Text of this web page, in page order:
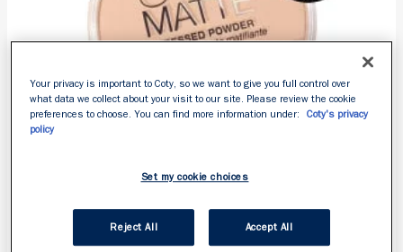
Your privacy is important to Coty, so we want to give you full control over
what data we collect about your visit to our site. Please review the cookie
preferences to choose. You can find more information under:
Coty's privacy
policy
Set my cookie choices
Reject All Accept All